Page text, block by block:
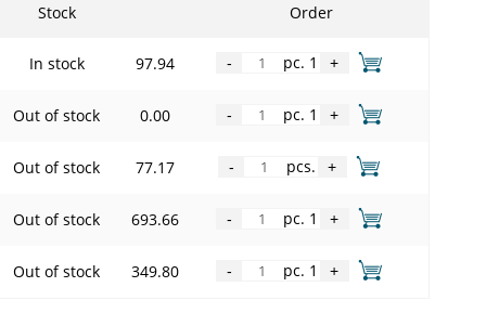
Stock Order
In stock 97.94 - pc. 1 +
Out of stock 0.00 - pc. 1 +
Out of stock 77.17 - pcs. +
Out of stock 693.66 - pc. 1 +
Out of stock 349.80 - pc. 1 +